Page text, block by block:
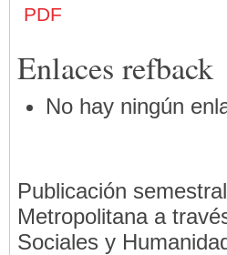
PDF
Enlaces refback
No hay ningún
Publicación
Metropolitana a
Sociales y